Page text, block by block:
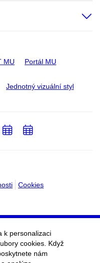
MU Portál MU
Jednotný vizuální styl
Cookies
PřidatPřidat
k personalizaci
cookies. Když
nám